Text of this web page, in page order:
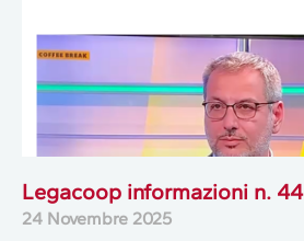
Legacoop informazioni n. 44
24 Novembre 2025